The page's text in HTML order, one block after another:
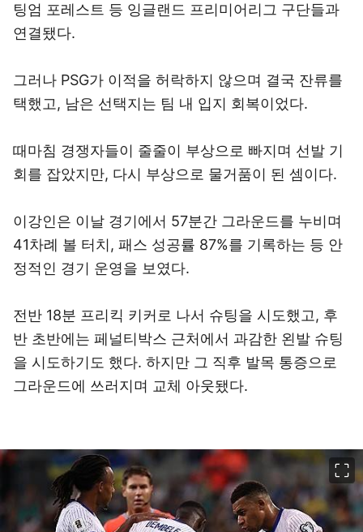
팅엄 포레스트 등 잉글랜드 프리미어리그 구단들과
연결됐다.
그러나 PSG가 이적을 허락하지 않으며 결국 잔류를
택했고, 남은 선택지는 팀 내 입지 회복이었다.
때마침 경쟁자들이 줄줄이 부상으로 빠지며 선발 기
회를 잡았지만, 다시 부상으로 물거품이 된 셈이다.
이강인은 이날 경기에서 57분간 그라운드를 누비며
41차례 볼 터치, 패스 성공률 87%를 기록하는 등 안
정적인 경기 운영을 보였다.
전반 18분 프리킥 키커로 나서 슈팅을 시도했고, 후
반 초반에는 페널티박스 근처에서 과감한 왼발 슈팅
을 시도하기도 했다. 하지만 그 직후 발목 통증으로
그라운드에 쓰러지며 교체 아웃됐다.